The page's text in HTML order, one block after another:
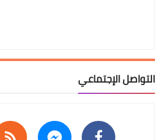
التواصل الإجتماعي